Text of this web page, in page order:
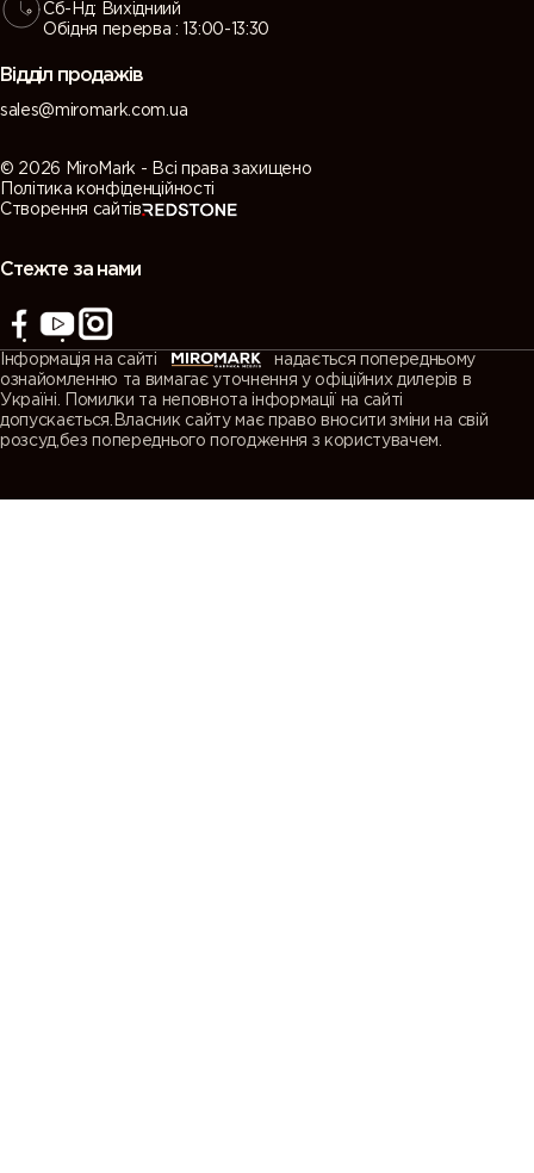
Сб-Нд: Вихідниий
Обідня перерва : 13:00-13:30
Відділ продажів
sales@miromark.com.ua
© 2026 MiroMark - Всі права захищено
Політика конфіденційності
Створення сайтів
Стежте за нами
Інформація на сайті
надається попередньому
ознайомленню та вимагає уточнення у офіційних дилерів в
Україні. Помилки та неповнота інформації на сайті
допускається.Власник сайту має право вносити зміни на свій
розсуд,без попереднього погодження з користувачем.